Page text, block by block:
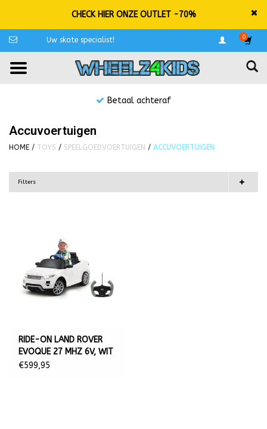
CHECK HIER ONZE OUTLET -70%
Uw skate specialist! 0
Betaal achteraf
Accuvoertuigen
HOME / TOYS / SPEELGOEDVOERTUIGEN / ACCUVOERTUIGEN
Filters
RIDE-ON LAND ROVER
EVOQUE 27 MHZ 6V, WIT
€599,95